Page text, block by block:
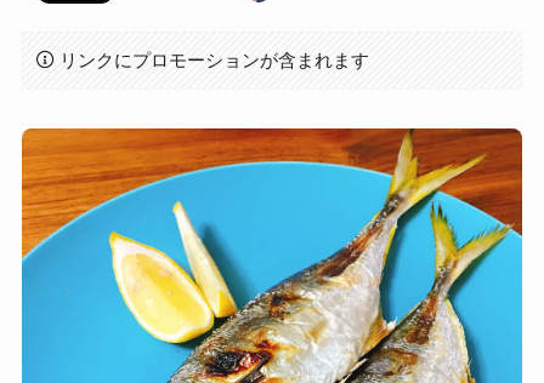
リンクにプロモーションが含まれます